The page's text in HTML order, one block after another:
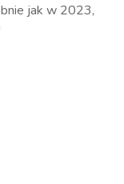
jak w 2023,